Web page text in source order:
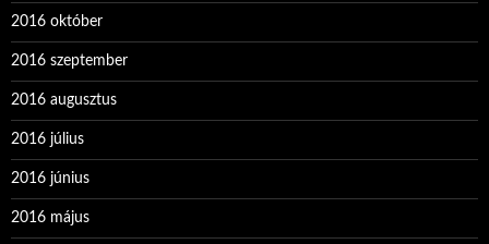
2016 október
2016 szeptember
2016 augusztus
2016 július
2016 június
2016 május